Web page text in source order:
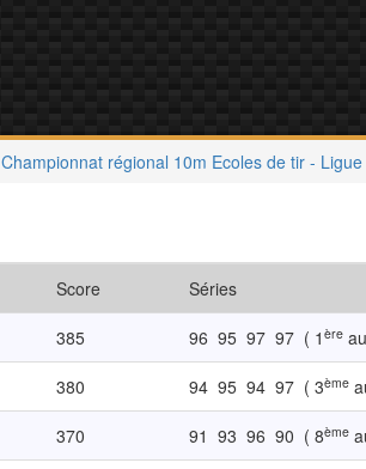
Championnat régional 10m Ecoles de tir -
Score Séries
385 96 95 97 97 ( 1 ère
380 94 95 94 97 ( 3ème
370 91 93 96 90 ( 8ème